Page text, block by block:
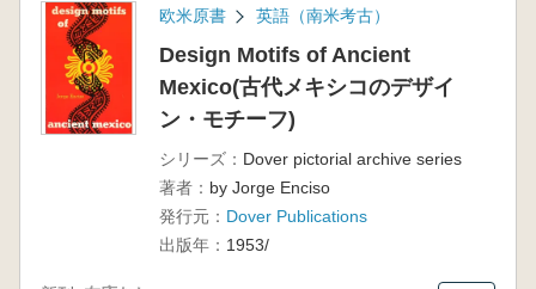
欧米原書 英語（南米考古）
Design Motifs of Ancient
Mexico(古代メキシコのデザイ
ン・モチーフ)
シリーズ： Dover pictorial archive series
著者： by Jorge Enciso
発行元： Dover Publications
出版年： 1953/